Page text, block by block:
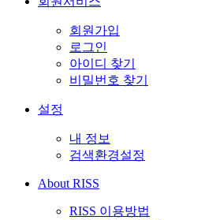
회원가입
로그인
아이디 찾기
비밀번호 찾기
설정
내 정보
검색환경설정
About RISS
RISS 이용방법